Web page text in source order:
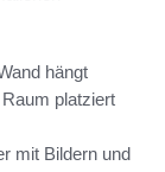
hängt
platziert
mit Bildern und